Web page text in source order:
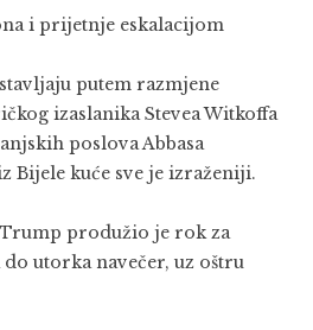
i prijetnje eskalacijom
putem razmjene
izaslanika Stevea Witkoffa
poslova Abbasa
Bijele kuće sve je izraženiji.
produžio je rok za
utorka navečer, uz oštru